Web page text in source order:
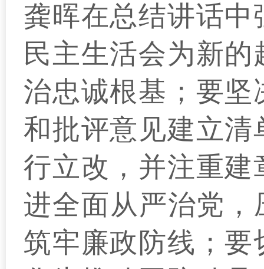
龚晖在总结讲话
民主生活会为新
治忠诚根基；要
和批评意见建立
行立改，并注重
进全面从严治党，
筑牢廉政防线；